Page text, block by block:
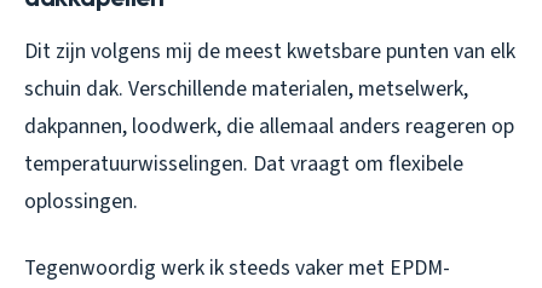
Dit zijn volgens mij de meest kwetsbare punten van elk
schuin dak. Verschillende materialen, metselwerk,
dakpannen, loodwerk, die allemaal anders reageren op
temperatuurwisselingen. Dat vraagt om flexibele
oplossingen.
Tegenwoordig werk ik steeds vaker met EPDM-